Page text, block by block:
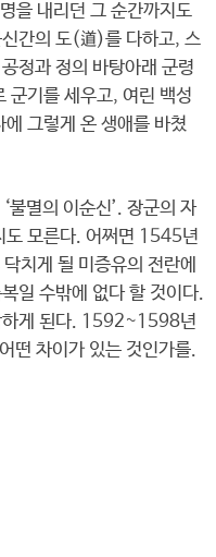
을 내리던 그 순간까지도
간의 도(道)를 다하고, 스
정과 정의 바탕아래 군령
군기를 세우고, 여린 백성
그렇게 온 생애를 바쳤
불멸의 이순신’. 장군의 자
도 모른다. 어쩌면 1545년
치게 될 미증유의 전란에
일 수밖에 없다 할 것이다.
하게 된다. 1592~1598년
떤 차이가 있는 것인가를.